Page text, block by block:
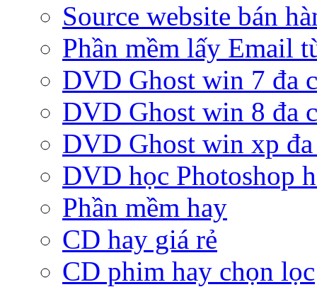
Source website bán
Phần mềm lấy Email
DVD Ghost win 7 đa
DVD Ghost win 8 đa
DVD Ghost win xp
DVD học Photoshop
Phần mềm hay
CD hay giá rẻ
CD phim hay chọn lọc